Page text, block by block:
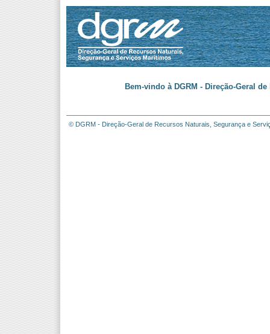
Bem-vindo à DGRM - Direção-Geral
© DGRM - Direção-Geral de Recursos Naturais, Segurança e